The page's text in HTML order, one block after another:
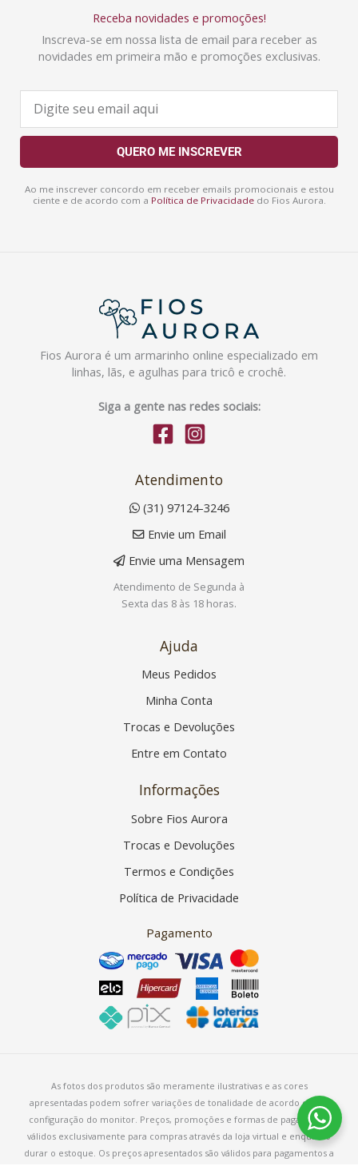
Receba novidades e promoções!
Inscreva-se em nossa lista de email para receber as
novidades em primeira mão e promoções exclusivas.
m
i
QUERO ME INSCREVER
Ao me inscrever concordo em receber emails promocionais e estou
ciente e de acordo com a Política de Privacidadedo Fios Aurora.
Fios Aurora é um armarinho online especializado em
linhas, lãs, e agulhas para tricô e crochê.
Siga a gente nas redes sociais:
Atendimento
(31) 97124-3246
Envie um Email
Envie uma Mensagem
Atendimento de Segunda à
Sexta das 8 às 18 horas.
Ajuda
Meus Pedidos
Minha Conta
Trocas e Devoluções
Entre em Contato
Informações
Sobre Fios Aurora
Trocas e Devoluções
Termos e Condições
Política de Privacidade
Pagamento
As fotos dos produtos são meramente ilustrativas e as cores
apresentadas podem sofrer variações de tonalidade de acordo com a
configuração do monitor. Preços, promoções e formas de pagamento
válidos exclusivamente para compras através da loja virtual e enquanto
durar o estoque. Os preços apresentados são válidos para pagamentos a